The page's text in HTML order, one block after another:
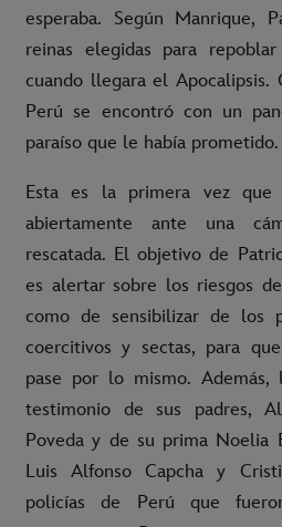
esperaba. Según Manrique,
reinas elegidas para
cuando llegara el Apocalipsis.
Perú se encontró con un
paraíso que le había prometido.
Esta es la primera vez que
abiertamente ante una
rescatada. El objetivo de
es alertar sobre los riesgos
como de sensibilizar de los
coercitivos y sectas, para
pase por lo mismo.
testimonio de sus padres,
Poveda y de su prima Noelia
Luis Alfonso Capcha y
policías de Perú que